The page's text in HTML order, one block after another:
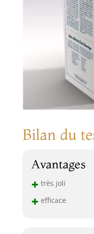
Bilan du
Avantages
+ très joli
+ efficace